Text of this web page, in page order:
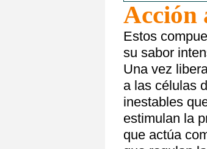
Acción
Estos
su sabor
Una vez
a las células
inestables
estimulan la
que actúa